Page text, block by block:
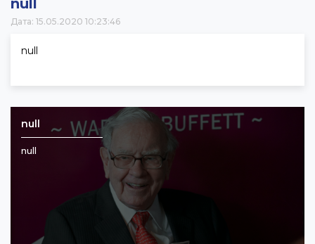
null
Дата: 15.05.2020 10:23:46
null
null
null